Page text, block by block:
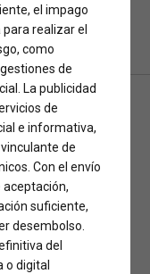
tan
el impago
realizar el
como
de
La publicidad
de
e informativa,
de
Con el envío
aceptación,
suficiente,
desembolso.
del
o digital